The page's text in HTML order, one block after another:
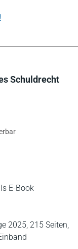
Schuldrecht
E-Book
2025, 215 Seiten,